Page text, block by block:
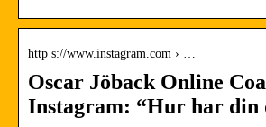
http s://www.instagram.com › …
Oscar Jöback Online
Instagram: “Hur har